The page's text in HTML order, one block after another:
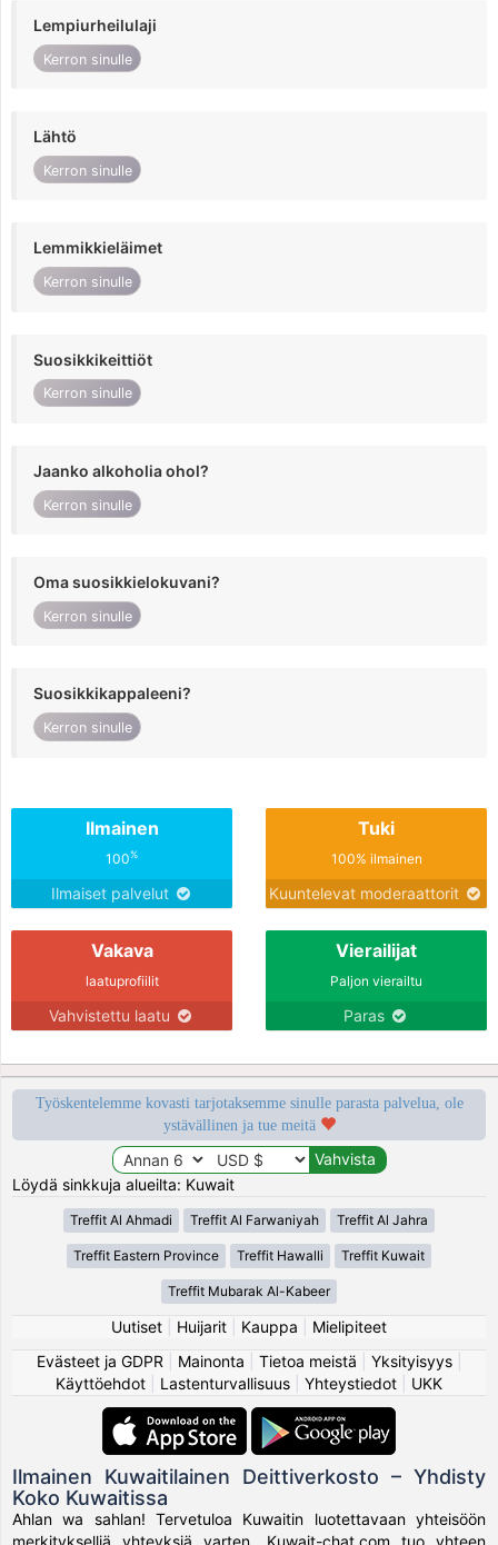
Lempiurheilulaji
Kerron sinulle
Lähtö
Kerron sinulle
Lemmikkieläimet
Kerron sinulle
Suosikkikeittiöt
Kerron sinulle
Jaanko alkoholia ohol?
Kerron sinulle
Oma suosikkielokuvani?
Kerron sinulle
Suosikkikappaleeni?
Kerron sinulle
Ilmainen
100%
Ilmaiset palvelut
Tuki
100% ilmainen
Kuuntelevat moderaattorit
Vakava
laatuprofiilit
Vahvistettu laatu
Vierailijat
Paljon vierailtu
Paras
Työskentelemme kovasti tarjotaksemme sinulle parasta palvelua, ole
ystävällinen ja tue meitä
Löydä sinkkuja alueilta: Kuwait
Treffit Al Ahmadi Treffit Al Farwaniyah Treffit Al Jahra
Treffit Eastern Province Treffit Hawalli Treffit Kuwait
Treffit Mubarak Al-Kabeer
Uutiset Huijarit Kauppa
Mielipiteet
Evästeet ja GDPR
Mainonta Tietoa meistä Yksityisyys|
Käyttöehdot
Lastenturvallisuus Yhteystiedot UKK
Ilmainen Kuwaitilainen Deittiverkosto – Yhdisty
Koko Kuwaitissa
Ahlan wa sahlan! Tervetuloa Kuwaitin luotettavaan yhteisöön
merkitykselliä yhteyksiä varten. Kuwait-chat.com tuo yhteen